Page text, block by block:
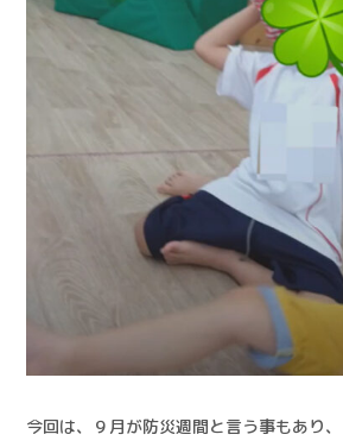
今回は、９月が防災週間と言う事もあり、